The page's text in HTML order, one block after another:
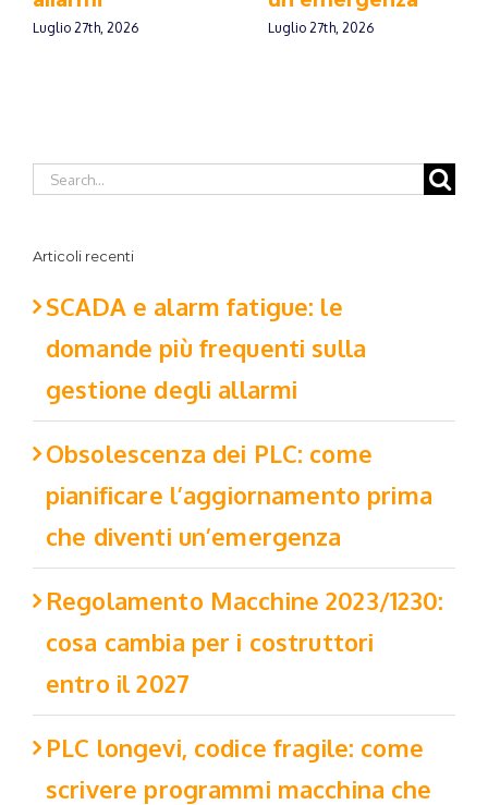
Luglio 27th, 2026 Luglio 27th, 2026
Articoli recenti
SCADA e alarm fatigue: le
domande più frequenti sulla
gestione degli allarmi
Obsolescenza dei PLC: come
pianificare l’aggiornamento prima
che diventi un’emergenza
Regolamento Macchine 2023/1230:
cosa cambia per i costruttori
entro il 2027
PLC longevi, codice fragile: come
scrivere programmi macchina che